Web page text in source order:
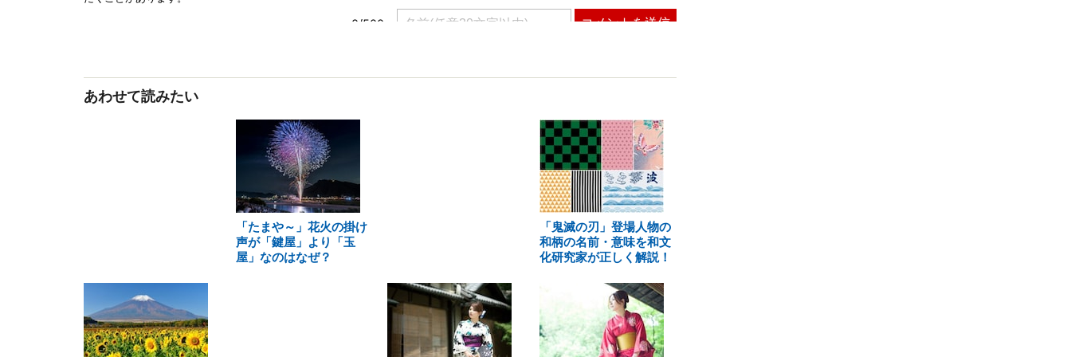
あわせて読みたい
「たまや～」花火の掛け
声が「鍵屋」より「玉
屋」なのはなぜ？
「鬼滅の刃」登場人物の
和柄の名前・意味を和文
化研究家が正しく解説！